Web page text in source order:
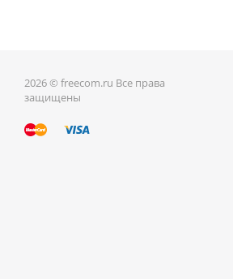
2026 © freecom.ru Все права
защищены